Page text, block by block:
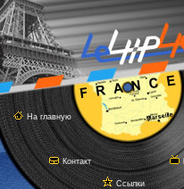
На главную
Контакт
Ссылки